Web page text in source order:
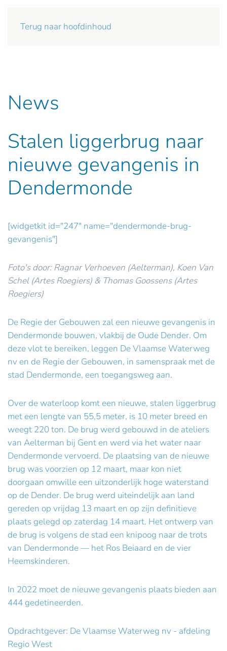
Terug naar hoofdinhoud
News
Stalen liggerbrug naar
nieuwe gevangenis in
Dendermonde
[widgetkit id="247" name="dendermonde-brug-
gevangenis"]
Foto's door: Ragnar Verhoeven (Aelterman), Koen Van
Schel (Artes Roegiers) & Thomas Goossens (Artes
Roegiers)
De Regie der Gebouwen zal een nieuwe gevangenis in
Dendermonde bouwen, vlakbij de Oude Dender. Om
deze vlot te bereiken, leggen De Vlaamse Waterweg
nv en de Regie der Gebouwen, in samenspraak met de
stad Dendermonde, een toegangsweg aan.
Over de waterloop komt een nieuwe, stalen liggerbrug
met een lengte van 55,5 meter, is 10 meter breed en
weegt 220 ton. De brug werd gebouwd in de ateliers
van Aelterman bij Gent en werd via het water naar
Dendermonde vervoerd. De plaatsing van de nieuwe
brug was voorzien op 12 maart, maar kon niet
doorgaan omwille een uitzonderlijk hoge waterstand
op de Dender. De brug werd uiteindelijk aan land
gereden op vrijdag 13 maart en op zijn definitieve
plaats gelegd op zaterdag 14 maart. Het ontwerp van
de brug is volgens de stad een knipoog naar de trots
van Dendermonde — het Ros Beiaard en de vier
Heemskinderen.
In 2022 moet de nieuwe gevangenis plaats bieden aan
444 gedetineerden.
Opdrachtgever: De Vlaamse Waterweg nv - afdeling
Regio West